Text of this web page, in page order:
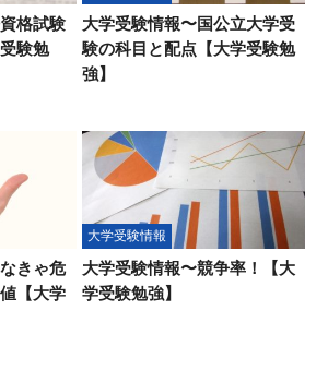
格試験
験勉
大学受験情報〜国公立大学受
験の科目と配点【大学受験勉
強】
きゃ危
【大学
大学受験情報
大学受験情報〜競争率！【大
学受験勉強】